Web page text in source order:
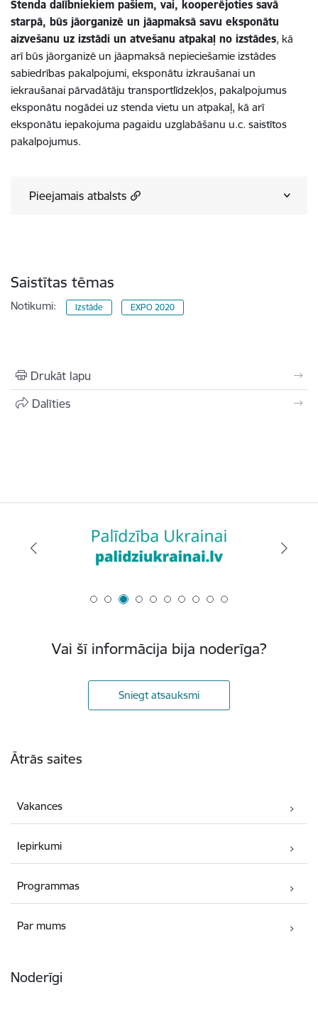
Stenda dalībniekiem pašiem, vai, kooperējoties savā
starpā, būs jāorganizē un jāapmaksā savu eksponātu
aizvešanu uz izstādi un atvešanu atpakaļ no izstādes, kā
arī būs jāorganizē un jāapmaksā nepieciešamie izstādes
sabiedrības pakalpojumi, eksponātu izkraušanai un
iekraušanai pārvadātāju transportlīdzekļos, pakalpojumus
eksponātu nogādei uz stenda vietu un atpakaļ, kā arī
eksponātu iepakojuma pagaidu uzglabāšanu u.c. saistītos
pakalpojumus.
Pieejamais atbalsts
Saistītas tēmas
Notikumi: Izstāde EXPO 2020
Drukāt lapu
Dalīties
Vai šī informācija bija noderīga?
Sniegt atsauksmi
Ātrās saites
Vakances
Iepirkumi
Programmas
Par mums
Noderīgi